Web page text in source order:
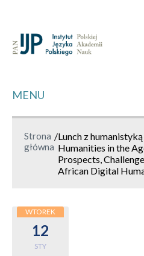
MENU
Strona
główna
/Lunch z
Humanities in the
Prospects,
African Digital
WTOREK
12
STY